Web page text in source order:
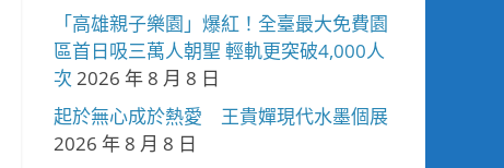
「高雄親子樂園」爆紅！全臺最大免費園
區首日吸三萬人朝聖 輕軌更突破4,000人
次 2026 年 8 月 8 日
起於無心成於熱愛 王貴嬋現代水墨個展
2026 年 8 月 8 日